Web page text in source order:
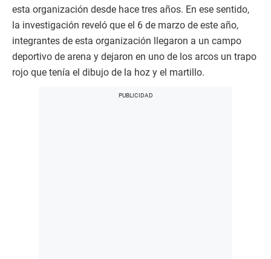
esta organización desde hace tres años. En ese sentido,
la investigación reveló que el 6 de marzo de este año,
integrantes de esta organización llegaron a un campo
deportivo de arena y dejaron en uno de los arcos un trapo
rojo que tenía el dibujo de la hoz y el martillo.